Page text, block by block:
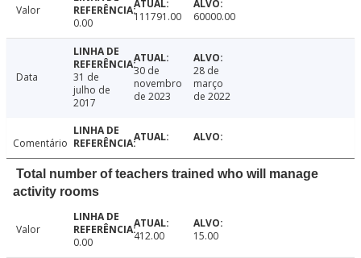
Valor
0.00
111791.00 60000.00
Data
31 de
julho de
2017
30 de
novembro
de 2023
28 de
março
de 2022
Comentário
Total number of teachers trained who will manage
activity rooms
Valor
0.00
412.00 15.00